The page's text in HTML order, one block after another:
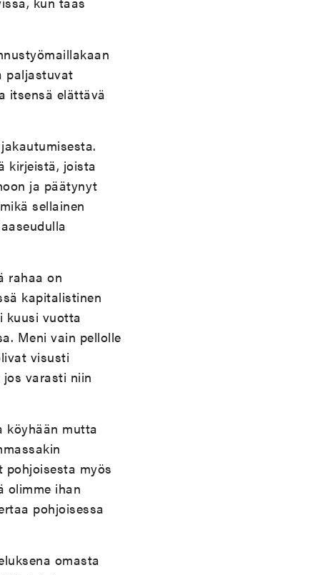
paljastuvat
itsensä elättävä
kirjeistä, joista
ja päätynyt
sellainen
rahaa on
kapitalistinen
kuusi vuotta
Meni vain pellolle
visusti
varasti niin
köyhään mutta
myös
olimme ihan
pohjoisessa
omasta